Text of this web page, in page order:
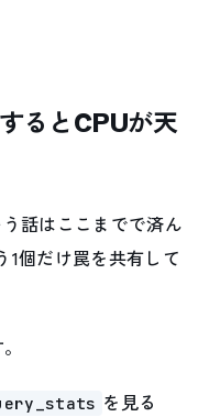
るとCPUが天
話はここまでで済ん
1個だけ罠を共有して
を見る